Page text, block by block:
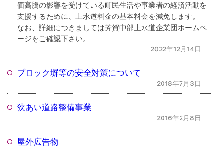
価高騰の影響を受けている町民生活や事業者の経済活動を
支援するために、上水道料金の基本料金を減免します。
なお、詳細につきましては芳賀中部上水道企業団ホームペ
ージをご確認下さい。
2022年12月14日
ブロック塀等の安全対策について
2018年7月3日
狭あい道路整備事業
2016年2月8日
屋外広告物